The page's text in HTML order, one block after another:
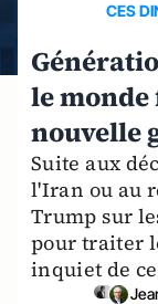
CES
le monde
nouvelle
Suite aux
l'Iran ou au
Trump sur
pour traiter
inquiet de